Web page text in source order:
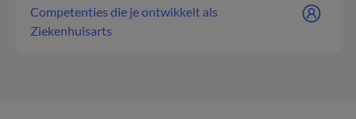
Competenties die je ontwikkelt als
Ziekenhuisarts